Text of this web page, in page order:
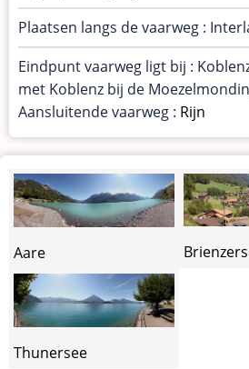
Plaatsen langs de vaarweg :
Eindpunt vaarweg ligt bij :
met Koblenz bij de
Aansluitende vaarweg : Rijn
Aare
Thunersee